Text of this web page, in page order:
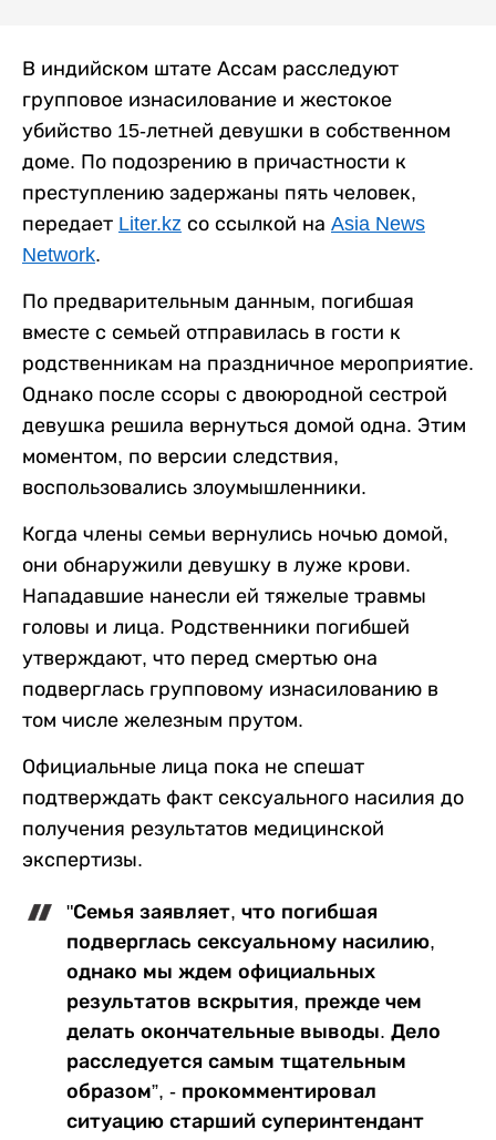
В индийском штате Ассам расследуют
групповое изнасилование и жестокое
убийство 15-летней девушки в собственном
доме. По подозрению в причастности к
преступлению задержаны пять человек,
передает Liter.kz со ссылкой на Asia News
Network.
По предварительным данным, погибшая
вместе с семьей отправилась в гости к
родственникам на праздничное мероприятие.
Однако после ссоры с двоюродной сестрой
девушка решила вернуться домой одна. Этим
моментом, по версии следствия,
воспользовались злоумышленники.
Когда члены семьи вернулись ночью домой,
они обнаружили девушку в луже крови.
Нападавшие нанесли ей тяжелые травмы
головы и лица. Родственники погибшей
утверждают, что перед смертью она
подверглась групповому изнасилованию в
том числе железным прутом.
Официальные лица пока не спешат
подтверждать факт сексуального насилия до
получения результатов медицинской
экспертизы.
"Семья заявляет, что погибшая
подверглась сексуальному насилию,
однако мы ждем официальных
результатов вскрытия, прежде чем
делать окончательные выводы. Дело
расследуется самым тщательным
образом”, - прокомментировал
ситуацию старший суперинтендант